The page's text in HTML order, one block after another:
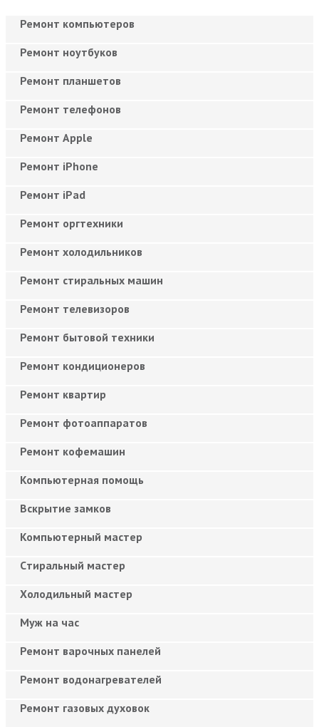
Ремонт компьютеров
Ремонт ноутбуков
Ремонт планшетов
Ремонт телефонов
Ремонт Apple
Ремонт iPhone
Ремонт iPad
Ремонт оргтехники
Ремонт холодильников
Ремонт стиральных машин
Ремонт телевизоров
Ремонт бытовой техники
Ремонт кондиционеров
Ремонт квартир
Ремонт фотоаппаратов
Ремонт кофемашин
Компьютерная помощь
Вскрытие замков
Компьютерный мастер
Cтиральный мастер
Холодильный мастер
Муж на час
Ремонт варочных панелей
Ремонт водонагревателей
Ремонт газовых духовок